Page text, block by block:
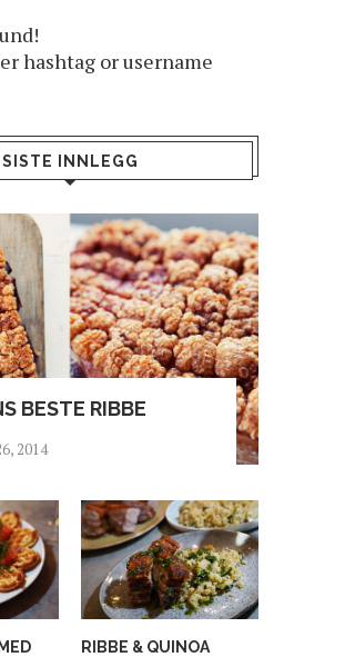
hashtag or username
SISTE INNLEGG
BESTE RIBBE
2014
RIBBE & QUINOA